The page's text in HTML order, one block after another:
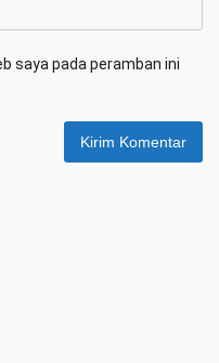
saya pada peramban ini